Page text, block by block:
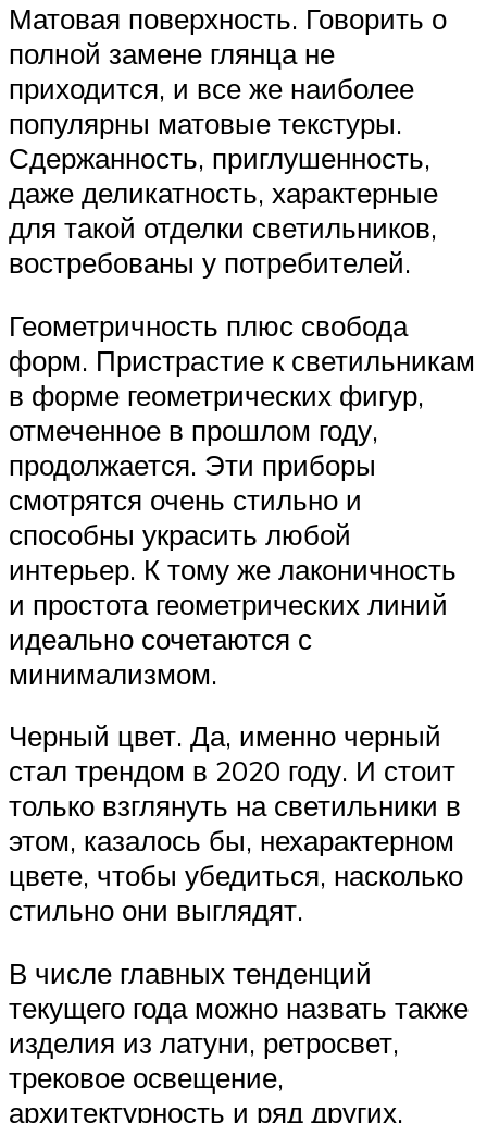
Матовая поверхность. Говорить о
полной замене глянца не
приходится, и все же наиболее
популярны матовые текстуры.
Сдержанность, приглушенность,
даже деликатность, характерные
для такой отделки светильников,
востребованы у потребителей.
Геометричность плюс свобода
форм. Пристрастие к светильникам
в форме геометрических фигур,
отмеченное в прошлом году,
продолжается. Эти приборы
смотрятся очень стильно и
способны украсить любой
интерьер. К тому же лаконичность
и простота геометрических линий
идеально сочетаются с
минимализмом.
Черный цвет. Да, именно черный
стал трендом в 2020 году. И стоит
только взглянуть на светильники в
этом, казалось бы, нехарактерном
цвете, чтобы убедиться, насколько
стильно они выглядят.
В числе главных тенденций
текущего года можно назвать также
изделия из латуни, ретросвет,
трековое освещение,
архитектурность и ряд других.